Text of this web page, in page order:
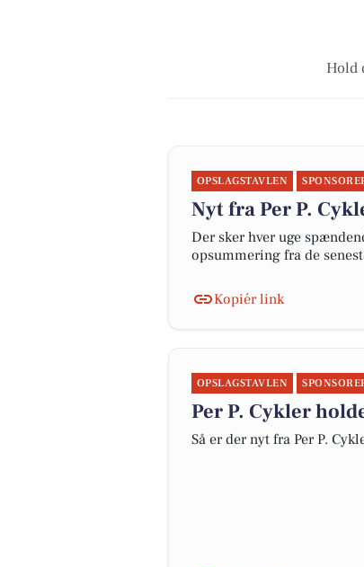
Hold
OPSLAGSTAVLEN
Nyt fra Per P.
Der sker hver uge
opsummering fra de
Kopiér link
OPSLAGSTAVLEN
Per P. Cykler
Så er der nyt fra Per P.